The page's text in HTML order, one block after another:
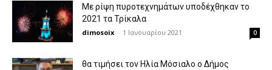
Με ρίψη πυροτεχνημάτων υποδέχθηκαν το
2021 τα Τρίκαλα
dimosoix - 1 Ιανουαρίου 2021 0
θα τιμήσει τον Ηλία Μόσιαλο ο Δήμος